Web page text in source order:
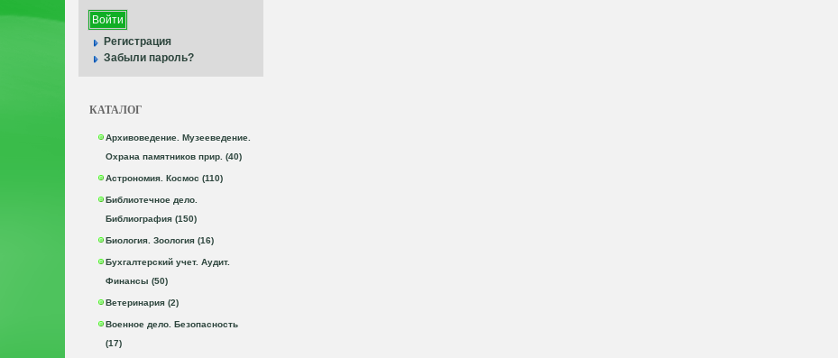
Регистрация
Забыли пароль?
КАТАЛОГ
Архивоведение. Музееведение.
Охрана памятников прир. (40)
Астрономия. Космос (110)
Библиотечное дело.
Библиография (150)
Биология. Зоология (16)
Бухгалтерский учет. Аудит.
Финансы (50)
Ветеринария (2)
Военное дело. Безопасность
(17)